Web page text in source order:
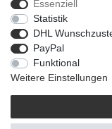
Widerrufs­recht
Daten­schutz­erklärung
©
Essenziell
Statistik
DHL
PayPal
Funktional
Weitere Einstellungen